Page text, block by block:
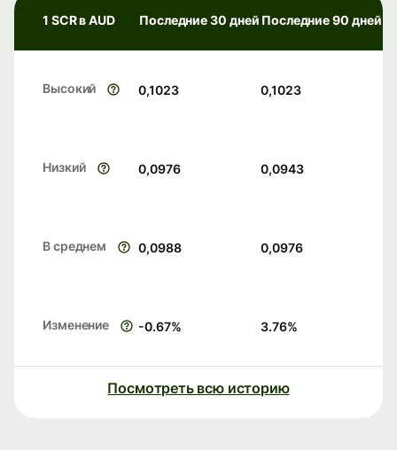
1 SCR в AUD Последние 30 дней Последние 90 дней
Высокий 0,1023 0,1023
Низкий 0,0976 0,0943
В среднем 0,0988 0,0976
Изменение -0.67% 3.76%
Посмотреть всю историю